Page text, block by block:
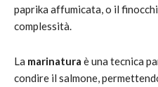
paprika affumicata, o il
complessità.
La marinatura è una tecnica
condire il salmone,